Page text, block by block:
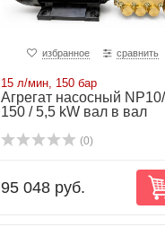
избранное сравнить
15 л/мин, 150 бар
Агрегат насосный
150 / 5,5 kW вал в вал
(0)
95 048 руб.